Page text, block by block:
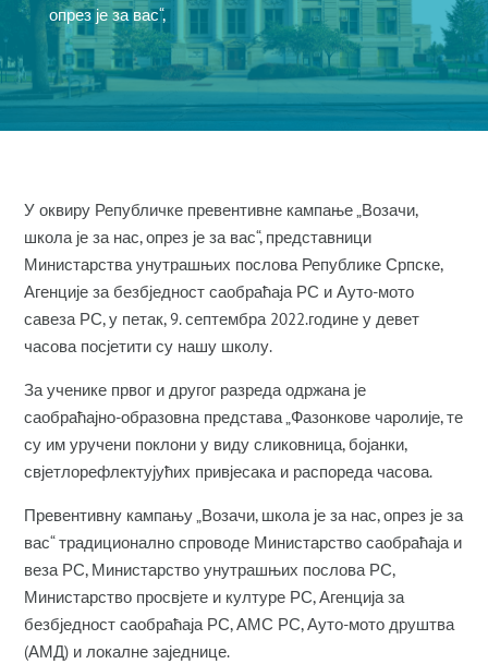
опрез је за вас“,
У оквиру Републичке превентивне кампање „Возачи,
школа је за нас, опрез је за вас“, представници
Министарства унутрашњих послова Републике Српске,
Агенције за безбједност саобраћаја РС и Ауто-мото
савеза РС, у петак, 9. септембра 2022.године у девет
часова посјетити су нашу школу.
За ученике првог и другог разреда одржана је
саобраћајно-образовна представа „Фазонкове чаролије, те
су им уручени поклони у виду сликовница, бојанки,
свјетлорефлектујућих привјесака и распореда часова.
Превентивну кампању „Возачи, школа је за нас, опрез је за
вас“ традиционално спроводе Министарство саобраћаја и
веза РС, Министарство унутрашњих послова РС,
Министарство просвјете и културе РС, Агенција за
безбједност саобраћаја РС, АМС РС, Ауто-мото друштва
(АМД) и локалне заједнице.